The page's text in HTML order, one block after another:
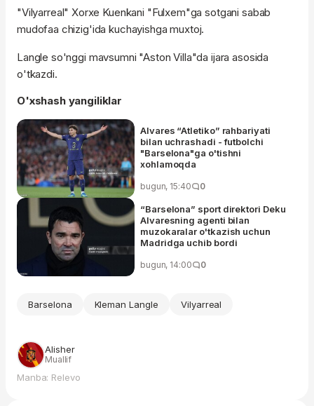
"Vilyarreal" Xorxe Kuenkani "Fulxem"ga sotgani sabab
mudofaa chizig'ida kuchayishga muxtoj.
Langle so'nggi mavsumni "Aston Villa"da ijara asosida
o'tkazdi.
O'xshash yangiliklar
Alvares “Atletiko” rahbariyati
bilan uchrashadi - futbolchi
"Barselona"ga o'tishni
xohlamoqda
bugun, 15:40 0
“Barselona” sport direktori Deku
Alvaresning agenti bilan
muzokaralar o'tkazish uchun
Madridga uchib bordi
bugun, 14:00 0
Barselona Kleman Langle Vilyarreal
Alisher
Muallif
Manba: Relevo